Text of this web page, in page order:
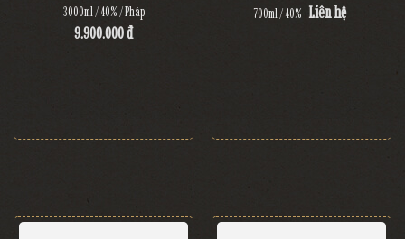
3000ml / 40% / Pháp
9.900.000 đ
700ml / 40% Liên hệ